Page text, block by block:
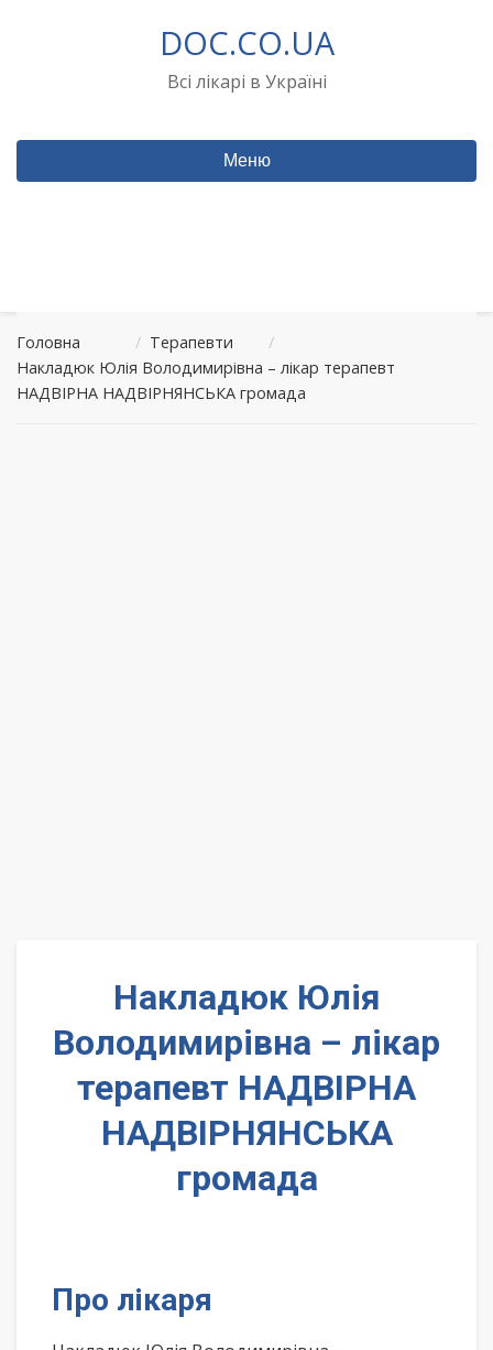
DOC.CO.UA
Всі лікарі в Україні
Меню
Головна / Терапевти
/
Накладюк Юлія Володимирівна – лікар терапевт
НАДВІРНА НАДВІРНЯНСЬКА громада
Накладюк Юлія
Володимирівна – лікар
терапевт НАДВІРНА
НАДВІРНЯНСЬКА
громада
Про лікаря